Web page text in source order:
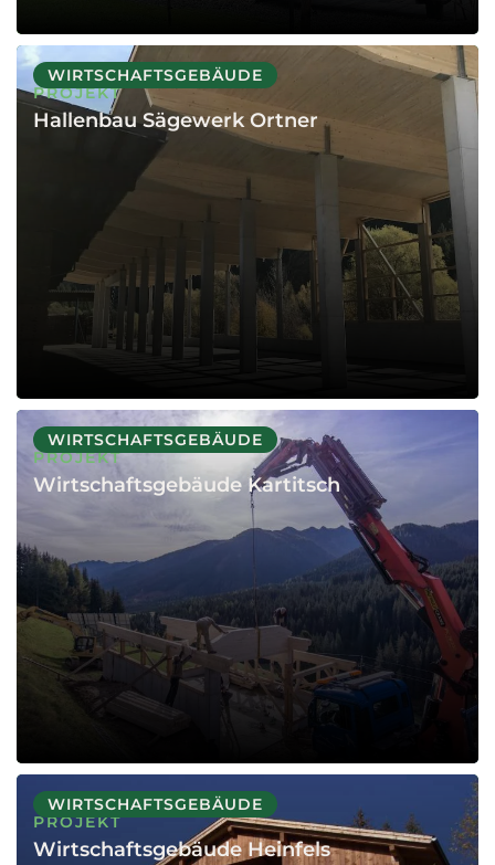
PROJEKT
Hallenbau Sägewerk Ortner
WIRTSCHAFTSGEBÄUDE
PROJEKT
Wirtschaftsgebäude Kartitsch
WIRTSCHAFTSGEBÄUDE
PROJEKT
Wirtschaftsgebäude Heinfels
WIRTSCHAFTSGEBÄUDE